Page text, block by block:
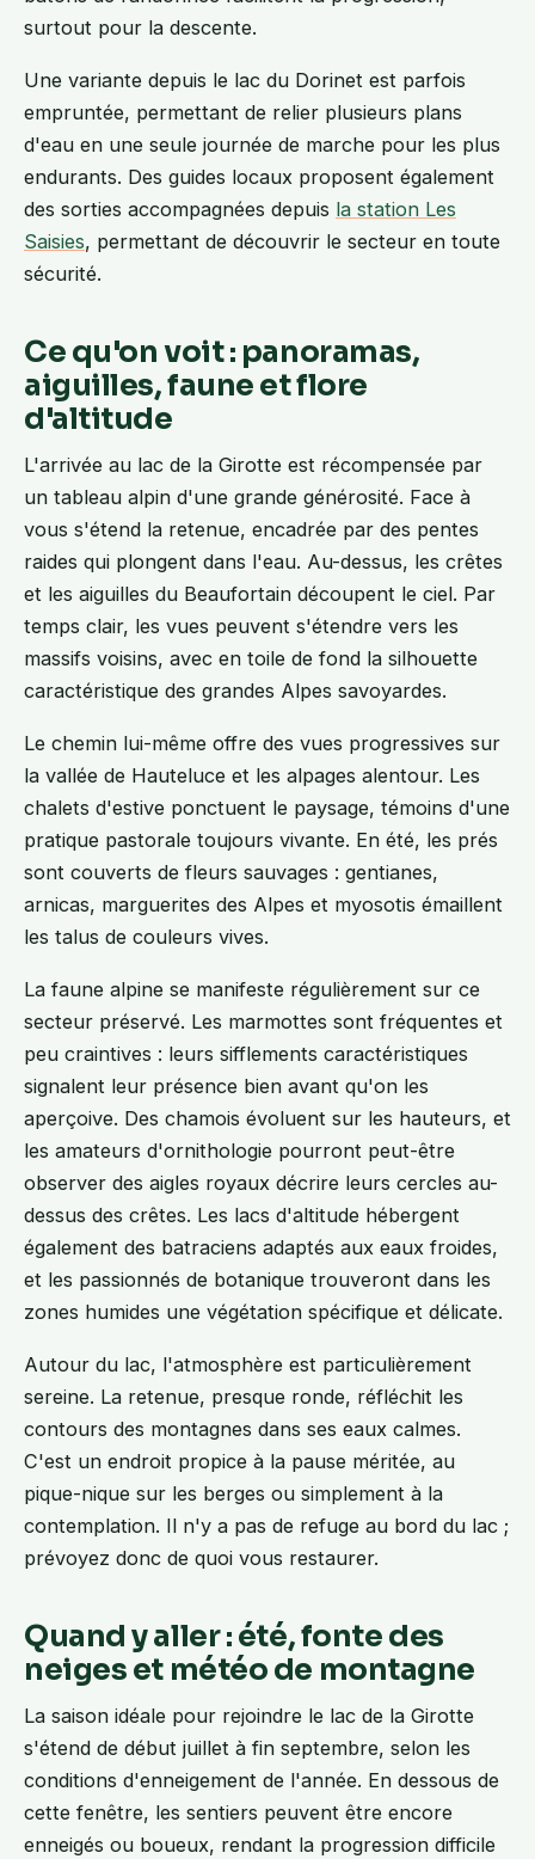
surtout pour la descente.
Une variante depuis le lac du Dorinet est parfois
empruntée, permettant de relier plusieurs plans
d'eau en une seule journée de marche pour les plus
endurants. Des guides locaux proposent également
des sorties accompagnées depuis la station Les
Saisies, permettant de découvrir le secteur en toute
sécurité.
Ce qu'on voit : panoramas,
aiguilles, faune et flore
d'altitude
L'arrivée au lac de la Girotte est récompensée par
un tableau alpin d'une grande générosité. Face à
vous s'étend la retenue, encadrée par des pentes
raides qui plongent dans l'eau. Au-dessus, les crêtes
et les aiguilles du Beaufortain découpent le ciel. Par
temps clair, les vues peuvent s'étendre vers les
massifs voisins, avec en toile de fond la silhouette
caractéristique des grandes Alpes savoyardes.
Le chemin lui-même offre des vues progressives sur
la vallée de Hauteluce et les alpages alentour. Les
chalets d'estive ponctuent le paysage, témoins d'une
pratique pastorale toujours vivante. En été, les prés
sont couverts de fleurs sauvages : gentianes,
arnicas, marguerites des Alpes et myosotis émaillent
les talus de couleurs vives.
La faune alpine se manifeste régulièrement sur ce
secteur préservé. Les marmottes sont fréquentes et
peu craintives : leurs sifflements caractéristiques
signalent leur présence bien avant qu'on les
aperçoive. Des chamois évoluent sur les hauteurs, et
les amateurs d'ornithologie pourront peut-être
observer des aigles royaux décrire leurs cercles au-
dessus des crêtes. Les lacs d'altitude hébergent
également des batraciens adaptés aux eaux froides,
et les passionnés de botanique trouveront dans les
zones humides une végétation spécifique et délicate.
Autour du lac, l'atmosphère est particulièrement
sereine. La retenue, presque ronde, réfléchit les
contours des montagnes dans ses eaux calmes.
C'est un endroit propice à la pause méritée, au
pique-nique sur les berges ou simplement à la
contemplation. Il n'y a pas de refuge au bord du lac ;
prévoyez donc de quoi vous restaurer.
Quand y aller : été, fonte des
neiges et météo de montagne
La saison idéale pour rejoindre le lac de la Girotte
s'étend de début juillet à fin septembre, selon les
conditions d'enneigement de l'année. En dessous de
cette fenêtre, les sentiers peuvent être encore
enneigés ou boueux, rendant la progression difficile